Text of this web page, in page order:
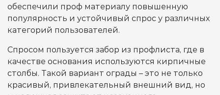
обеспечили проф материалу повышенную
популярность и устойчивый спрос у различных
категорий пользователей.
Спросом пользуется забор из профлиста, где в
качестве основания используются кирпичные
столбы. Такой вариант ограды – это не только
красивый, привлекательный внешний вид, но